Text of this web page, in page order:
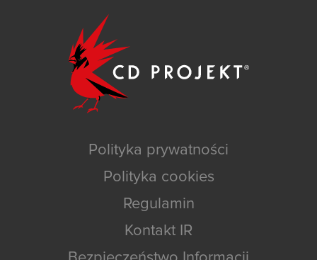
Polityka prywatności
Polityka cookies
Regulamin
Kontakt IR